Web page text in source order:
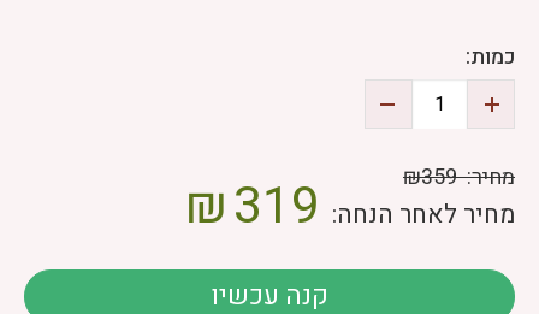
כמות:
מחיר:₪359
מחיר לאחר הנחה: 319
₪
קנה עכשיו